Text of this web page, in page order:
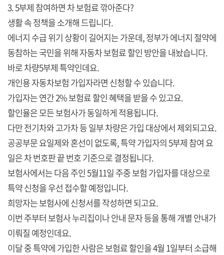
3. 5부제 참여하면 차 보험료 깎아준다?
생활 속 정책을 소개해 드립니다.
에너지 수급 위기 상황이 길어지는 가운데, 정부가 에너지 절약에
동참하는 국민을 위해 자동차 보험료 할인 방안을 내놨습니다.
바로 차량5부제 특약인데요.
개인용 자동차보험 가입자라면 신청할 수 있습니다.
가입자는 연간 2% 보험료 할인 혜택을 받을 수 있고요.
할인율은 모든 보험사가 동일하게 적용됩니다.
다만 전기차와 고가차 등 일부 차량은 가입 대상에서 제외되고요.
공공부문 요일제와 혼선이 없도록, 특약 가입자의 5부제 참여 요
일은 차 번호판 끝 번호 기준으로 결정됩니다.
보험사에서는 다음 주인 5월11일 주중 보험 가입자를 대상으로
특약 신청을 우선 접수할 예정입니다.
희망자는 보험사에 신청서를 작성하면 되고요.
이번 주부터 보험사 누리집이나 안내 문자 등을 통해 개별 안내가
이뤄질 예정인데요.
이달 중 특약에 가입한 사람은 보험료 할인을 4월 1일부터 소급해